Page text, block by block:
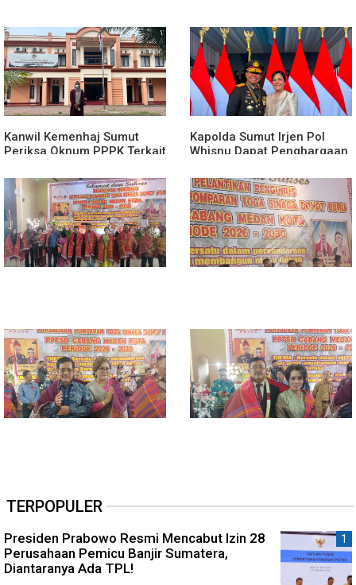
Kanwil Kemenhaj Sumut
Periksa Oknum PPPK Terkait
Magang Di Kantor Kemenhaj
Palas
Kapolda Sumut Irjen Pol
Whisnu Dapat Penghargaan
Prabowo Subianto
TERPOPULER
Presiden Prabowo Resmi Mencabut Izin 28
Perusahaan Pemicu Banjir Sumatera,
Diantaranya Ada TPL!